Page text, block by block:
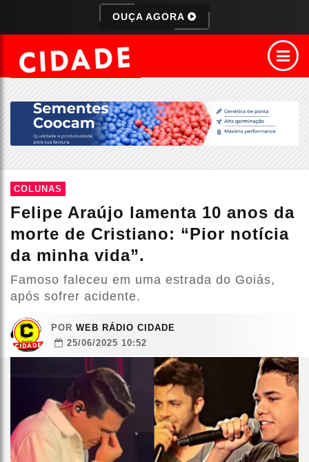
OUÇA AGORA
COLUNAS
Felipe Araújo lamenta 10 anos da
morte de Cristiano: “Pior notícia
da minha vida”.
Famoso faleceu em uma estrada do Goiás,
após sofrer acidente.
POR WEB RÁDIO CIDADE
25/06/2025 10:52